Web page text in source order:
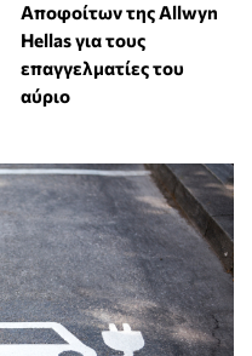
Αποφοίτων της Allwyn
Hellas για τους
επαγγελματίες του
αύριο